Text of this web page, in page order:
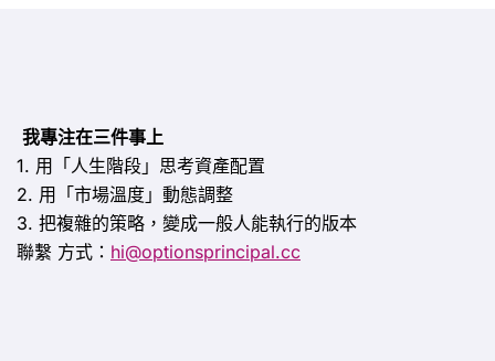
我專注在三件事上
1. 用「人生階段」思考資產配置
2. 用「市場溫度」動態調整
3. 把複雜的策略，變成一般人能執行的版本
聯繫 方式： hi@optionsprincipal.cc